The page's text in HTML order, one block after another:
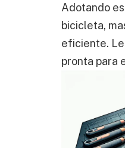
Adotando
bicicleta,
eficiente.
pronta para